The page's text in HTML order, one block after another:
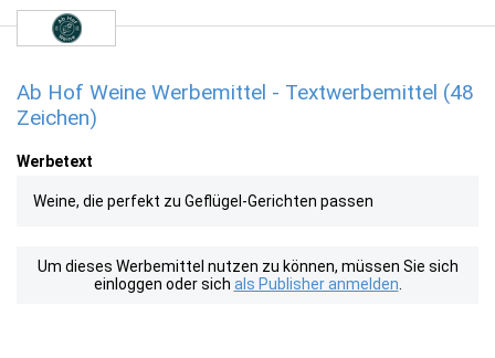
Ab Hof Weine Werbemittel - Textwerbemittel (48
Zeichen)
Werbetext
Weine, die perfekt zu Geflügel-Gerichten passen
Um dieses Werbemittel nutzen zu können, müssen Sie sich
einloggen oder sich als Publisher anmelden